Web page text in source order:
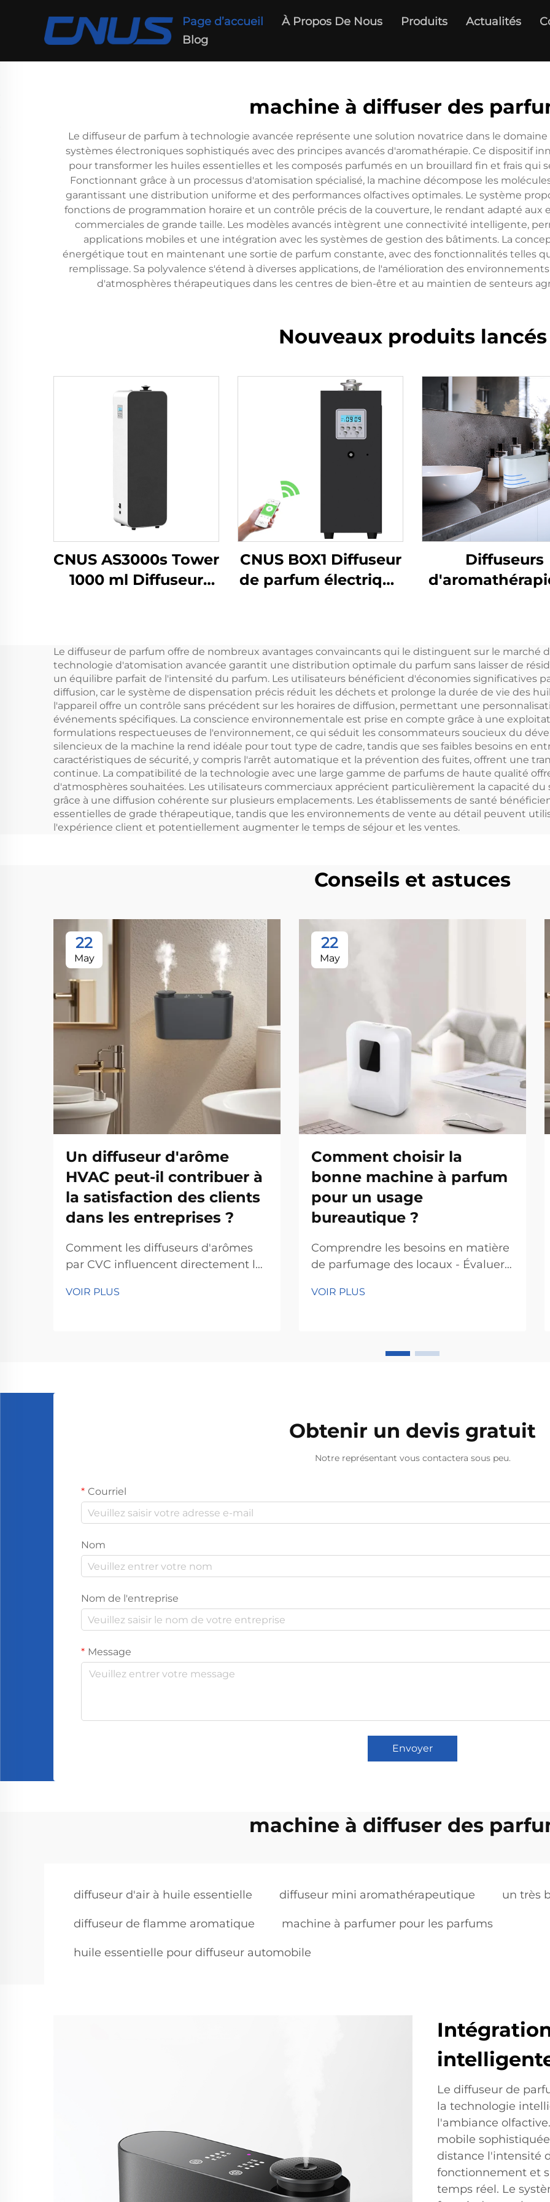
Page d’accueil À Propos De Nous Produits Actualités
Blog
machine à diffuser des
Le diffuseur de parfum à technologie avancée représente une solution novatrice dans le
systèmes électroniques sophistiqués avec des principes avancés d'aromathérapie. Ce dispositif
pour transformer les huiles essentielles et les composés parfumés en un brouillard fin et frais qui
Fonctionnant grâce à un processus d'atomisation spécialisé, la machine décompose les
garantissant une distribution uniforme et des performances olfactives optimales. Le système
fonctions de programmation horaire et un contrôle précis de la couverture, le rendant adapté aux
commerciales de grande taille. Les modèles avancés intègrent une connectivité intelligente,
applications mobiles et une intégration avec les systèmes de gestion des bâtiments. La
énergétique tout en maintenant une sortie de parfum constante, avec des fonctionnalités telles
remplissage. Sa polyvalence s'étend à diverses applications, de l'amélioration des
d'atmosphères thérapeutiques dans les centres de bien-être et au maintien de senteurs
Nouveaux produits lancés
CNUS AS3000s Tower
1000 ml Diffuseur
Désodorisant en
aérosol Machine de
parfum pour grande
pièce commerciale
CNUS BOX1 Diffuseur
de parfum électrique
pour tour d'arômes
Diffuseurs
Diffuseur
parfumée
Atomiseur
Le diffuseur de parfum offre de nombreux avantages convaincants qui le distinguent sur le marché
technologie d'atomisation avancée garantit une distribution optimale du parfum sans laisser de
un équilibre parfait de l'intensité du parfum. Les utilisateurs bénéficient d'économies significatives
diffusion, car le système de dispensation précis réduit les déchets et prolonge la durée de vie des
l'appareil offre un contrôle sans précédent sur les horaires de diffusion, permettant une
événements spécifiques. La conscience environnementale est prise en compte grâce à une
formulations respectueuses de l'environnement, ce qui séduit les consommateurs soucieux du
silencieux de la machine la rend idéale pour tout type de cadre, tandis que ses faibles besoins en
caractéristiques de sécurité, y compris l'arrêt automatique et la prévention des fuites, offrent une
continue. La compatibilité de la technologie avec une large gamme de parfums de haute qualité
d'atmosphères souhaitées. Les utilisateurs commerciaux apprécient particulièrement la capacité
grâce à une diffusion cohérente sur plusieurs emplacements. Les établissements de santé
essentielles de grade thérapeutique, tandis que les environnements de vente au détail peuvent
l'expérience client et potentiellement augmenter le temps de séjour et les ventes.
Conseils et astuces
22
May
Un diffuseur d'arôme
HVAC peut-il contribuer à
la satisfaction des clients
dans les entreprises ?
Comment les diffuseurs d'arômes
par CVC influencent directement la
parfums et la réponse émotionnelle
VOIR PLUS
22
May
Comment choisir la
bonne machine à parfum
pour un usage
bureautique ?
Comprendre les besoins en matière
de parfumage des locaux - Évaluer
l'espace : Choisir la bonne machine
VOIR PLUS
Obtenir un devis gratuit
Notre représentant vous contactera sous peu.
Courriel
Nom
Nom de l'entreprise
Message
Envoyer
machine à diffuser des
diffuseur d'air à huile essentielle diffuseur mini aromathérapeutique un très
diffuseur de flamme aromatique machine à parfumer pour les parfums
huile essentielle pour diffuseur automobile
Le diffuseur de
la technologie
l'ambiance
mobile
distance l'intensité
fonctionnement et
temps réel. Le